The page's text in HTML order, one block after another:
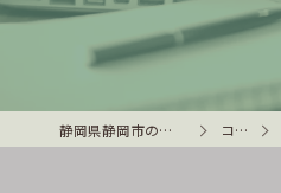
静岡県静岡市の外壁塗装はMyC コラム